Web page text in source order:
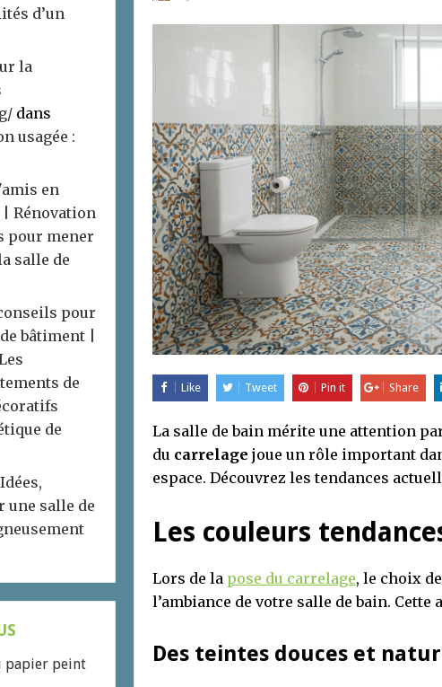
Like Tweet Pin it Share
La salle de bain mérite une attention
du carrelage joue un rôle important
espace. Découvrez les tendances
Les couleurs
Lors de la pose du carrelage, le choix
l’ambiance de votre salle de bain.
Des teintes douces et
d’un
la
dans
usagée :
en
Rénovation
pour mener
salle de
pour
bâtiment |
de
de
Idées,
une salle de
papier peint